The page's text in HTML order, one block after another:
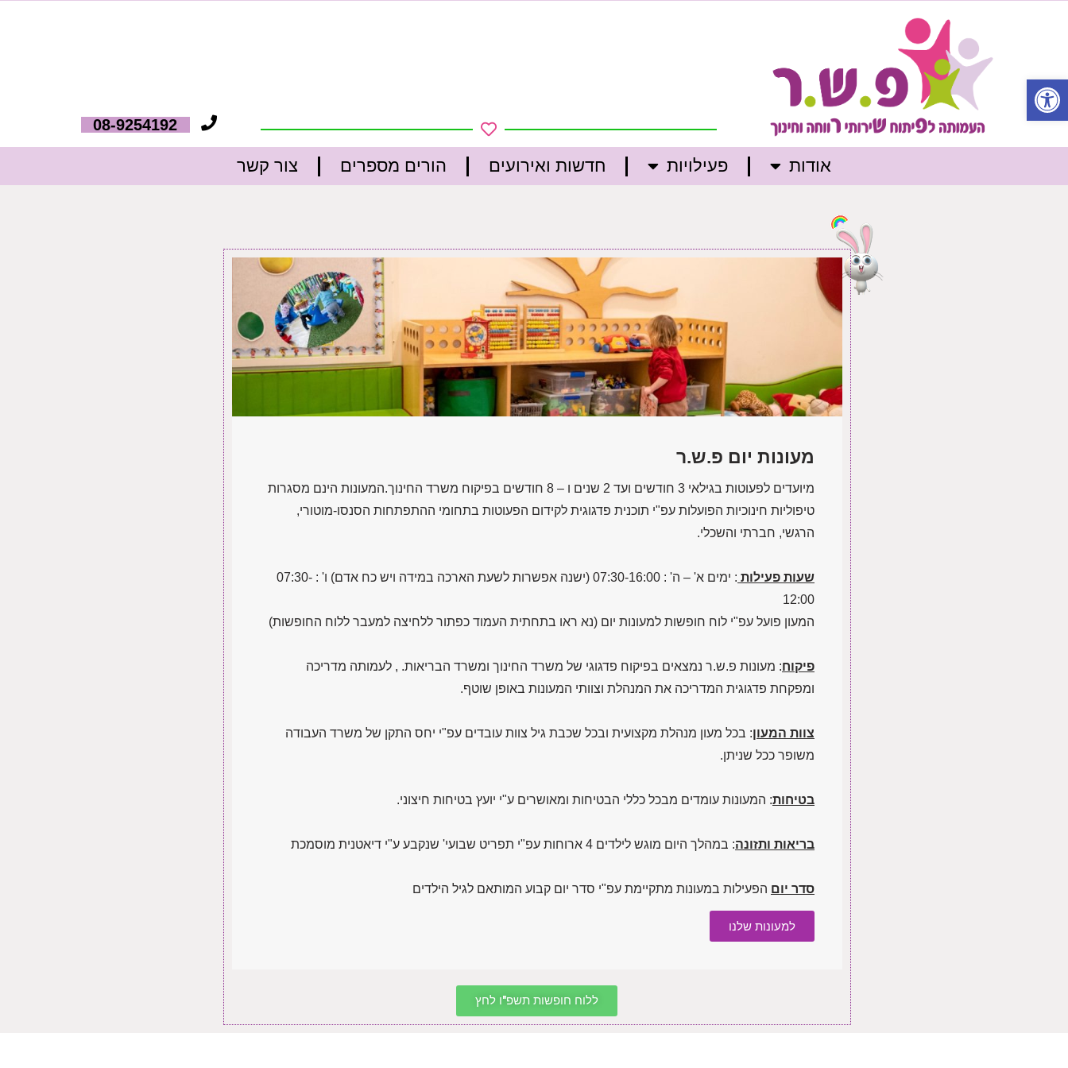
פתח סרגל נגישות
08-9254192
אודות פעילויות חדשות ואירועים הורים מספרים צור קשר
מעונות יום פ.ש.ר
מיועדים לפעוטות בגילאי 3 חודשים ועד 2 שנים ו – 8 חודשים בפיקוח משרד החינוך.המעונות הינם מסגרות
טיפוליות חינוכיות הפועלות עפ"י תוכנית פדגוגית לקידום הפעוטות בתחומי ההתפתחות הסנסו-מוטורי,
הרגשי, חברתי והשכלי.
שעות פעילות
: ימים א' – ה' : 07:30-16:00 (ישנה אפשרות לשעת הארכה במידה ויש כח אדם) ו' : 07:30-
12:00
המעון פועל עפ"י לוח חופשות למעונות יום (נא ראו בתחתית העמוד כפתור ללחיצה למעבר ללוח החופשות)
פיקוח: מעונות פ.ש.ר נמצאים בפיקוח פדגוגי של משרד החינוך ומשרד הבריאות. , לעמותה מדריכה
ומפקחת פדגוגית המדריכה את המנהלת וצוותי המעונות באופן שוטף.
צוות המעון: בכל מעון מנהלת מקצועית ובכל שכבת גיל צוות עובדים עפ"י יחס התקן של משרד העבודה
משופר ככל שניתן.
בטיחות: המעונות עומדים מבכל כללי הבטיחות ומאושרים ע"י יועץ בטיחות חיצוני.
בריאות ותזונה: במהלך היום מוגש לילדים 4 ארוחות עפ"י תפריט שבועי' שנקבע ע"י דיאטנית מוסמכת
סדר יום הפעילות במעונות מתקיימת עפ"י סדר יום קבוע המותאם לגיל הילדים
למעונות שלנו
ללוח חופשות תשפ"ו לחץ